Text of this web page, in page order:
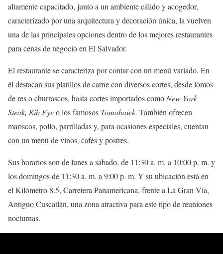
altamente capacitado, junto a un ambiente cálido y acogedor,
caracterizado por una arquitectura y decoración única, la vuelven
una de las principales opciones dentro de los mejores restaurantes
para cenas de negocio en El Salvador.
El restaurante se caracteriza por contar con un menú variado. En
él destacan sus platillos de carne con diversos cortes, desde lomos
de res o churrascos, hasta cortes importados como New York
Steak, Rib Eyeo los famosos Tomahawk. También ofrecen
mariscos, pollo, parrilladas y, para ocasiones especiales, cuentan
con un menú de vinos, cafés y postres.
Sus horarios son de lunes a sábado, de 11:30 a. m. a 10:00 p. m. y
los domingos de 11:30 a. m. a 9:00 p. m. Y su ubicación está en
el Kilómetro 8.5, Carretera Panamericana, frente a La Gran Vía,
Antiguo Cuscatlán, una zona atractiva para este tipo de reuniones
nocturnas.